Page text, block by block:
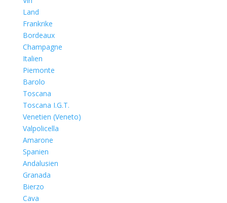
Land
Frankrike
Bordeaux
Champagne
Italien
Piemonte
Barolo
Toscana
Toscana I.G.T.
Venetien (Veneto)
Valpolicella
Amarone
Spanien
Andalusien
Granada
Bierzo
Cava